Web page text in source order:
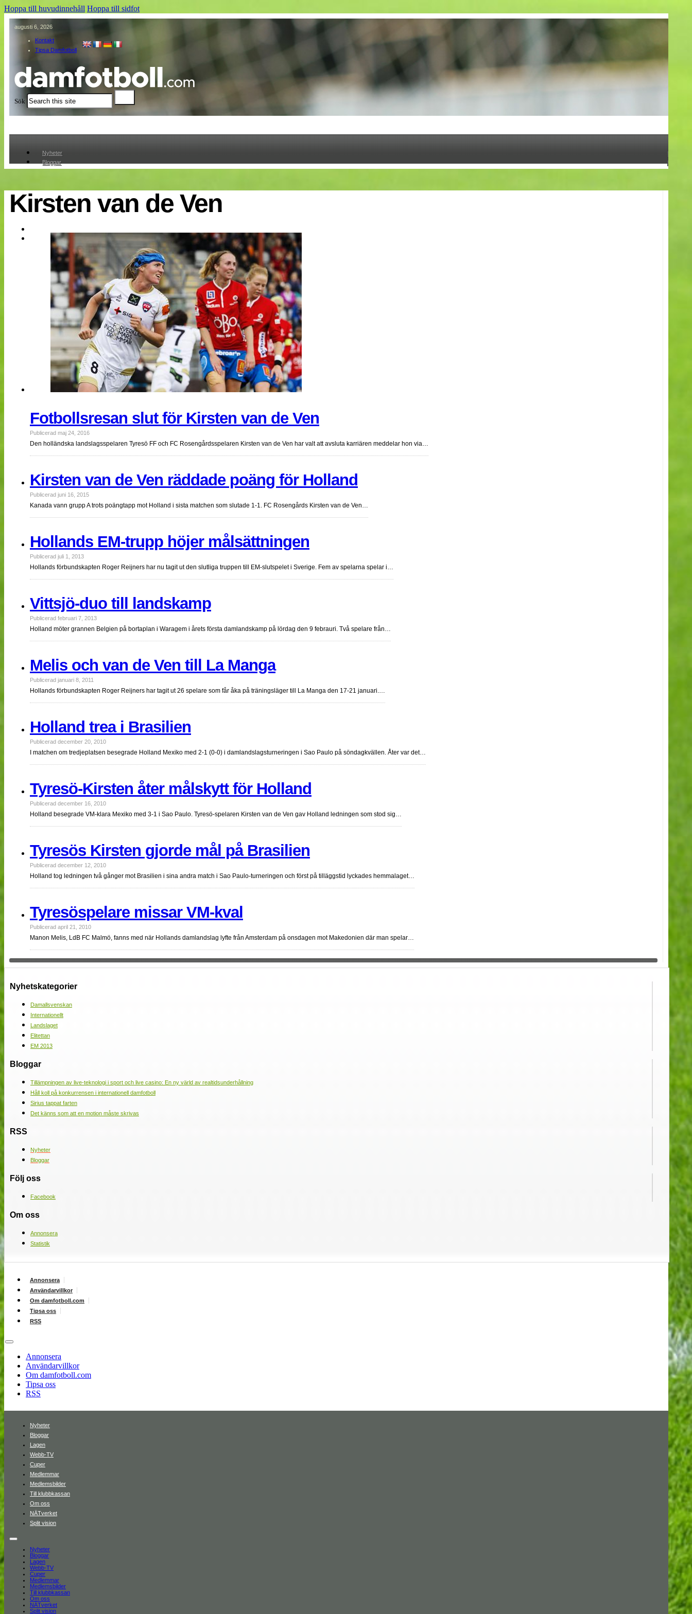
Hoppa till huvudinnehåll Hoppa till sidfot
augusti 6, 2026
Kontakt
Tipsa Damfotboll
Sök
Nyheter
Bloggar
Cuper
Medlemmar
Medlemsbilder
NÄTverket
Split vision
Nyheter
Bloggar
Lagen
Webb-TV
Cuper
Medlemmar
Medlemsbilder
Till klubbkassan
Om oss
NÄTverket
Split vision
Kirsten van de Ven
Fotbollsresan slut för Kirsten van de Ven
Publicerad maj 24, 2016
Den holländska landslagsspelaren Tyresö FF och FC Rosengårdsspelaren Kirsten van de Ven har valt att avsluta karriären meddelar hon via…
Kirsten van de Ven räddade poäng för Holland
Publicerad juni 16, 2015
Kanada vann grupp A trots poängtapp mot Holland i sista matchen som slutade 1-1. FC Rosengårds Kirsten van de Ven…
Hollands EM-trupp höjer målsättningen
Publicerad juli 1, 2013
Hollands förbundskapten Roger Reijners har nu tagit ut den slutliga truppen till EM-slutspelet i Sverige. Fem av spelarna spelar i…
Vittsjö-duo till landskamp
Publicerad februari 7, 2013
Holland möter grannen Belgien på bortaplan i Waragem i årets första damlandskamp på lördag den 9 febrauri. Två spelare från…
Melis och van de Ven till La Manga
Publicerad januari 8, 2011
Hollands förbundskapten Roger Reijners har tagit ut 26 spelare som får åka på träningsläger till La Manga den 17-21 januari.…
Holland trea i Brasilien
Publicerad december 20, 2010
I matchen om tredjeplatsen besegrade Holland Mexiko med 2-1 (0-0) i damlandslagsturneringen i Sao Paulo på söndagkvällen. Åter var det…
Tyresö-Kirsten åter målskytt för Holland
Publicerad december 16, 2010
Holland besegrade VM-klara Mexiko med 3-1 i Sao Paulo. Tyresö-spelaren Kirsten van de Ven gav Holland ledningen som stod sig…
Tyresös Kirsten gjorde mål på Brasilien
Publicerad december 12, 2010
Holland tog ledningen två gånger mot Brasilien i sina andra match i Sao Paulo-turneringen och först på tilläggstid lyckades hemmalaget…
Tyresöspelare missar VM-kval
Publicerad april 21, 2010
Manon Melis, LdB FC Malmö, fanns med när Hollands damlandslag lyfte från Amsterdam på onsdagen mot Makedonien där man spelar…
Nyhetskategorier
Damallsvenskan
Internationellt
Landslaget
Elitettan
EM 2013
Bloggar
Tillämpningen av live-teknologi i sport och live casino: En ny värld av realtidsunderhållning
Håll koll på konkurrensen i internationell damfotboll
Sirius tappat farten
Det känns som att en motion måste skrivas
RSS
Nyheter
Bloggar
Följ oss
Facebook
Om oss
Annonsera
Statistik
Annonsera
Användarvillkor
Om damfotboll.com
Tipsa oss
RSS
Annonsera
Användarvillkor
Om damfotboll.com
Tipsa oss
RSS
Nyheter
Bloggar
Lagen
Webb-TV
Cuper
Medlemmar
Medlemsbilder
Till klubbkassan
Om oss
NÄTverket
Split vision
Nyheter
Bloggar
Lagen
Webb-TV
Cuper
Medlemmar
Medlemsbilder
Till klubbkassan
Om oss
NÄTverket
Split vision